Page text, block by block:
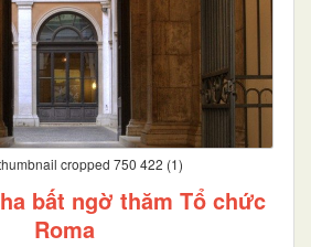
cropped 750 422 (1)
bất ngờ thăm Tổ chức
Roma